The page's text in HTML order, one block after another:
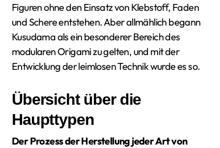
Figuren ohne den Einsatz von Klebstoff, Faden
und Schere entstehen. Aber allmählich begann
Kusudama als ein besonderer Bereich des
modularen Origami zu gelten, und mit der
Entwicklung der leimlosen Technik wurde es so.
Übersicht über die
Haupttypen
Der Prozess der Herstellung jeder Art von